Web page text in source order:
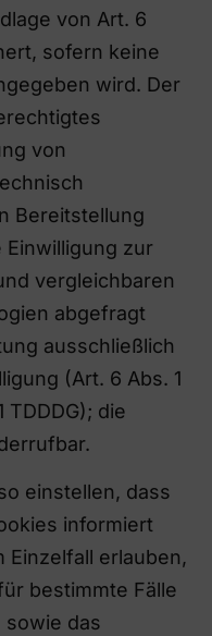
von Art. 6
sofern keine
wird. Der
von
Bereitstellung
Einwilligung zur
vergleichbaren
abgefragt
ausschließlich
(Art. 6 Abs. 1
TDDDG); die
einstellen, dass
informiert
Einzelfall erlauben,
bestimmte Fälle
sowie das